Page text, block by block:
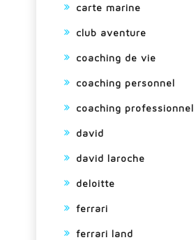
carte marine
club aventure
coaching de vie
coaching personnel
coaching professionnel
david
david laroche
deloitte
ferrari
ferrari land